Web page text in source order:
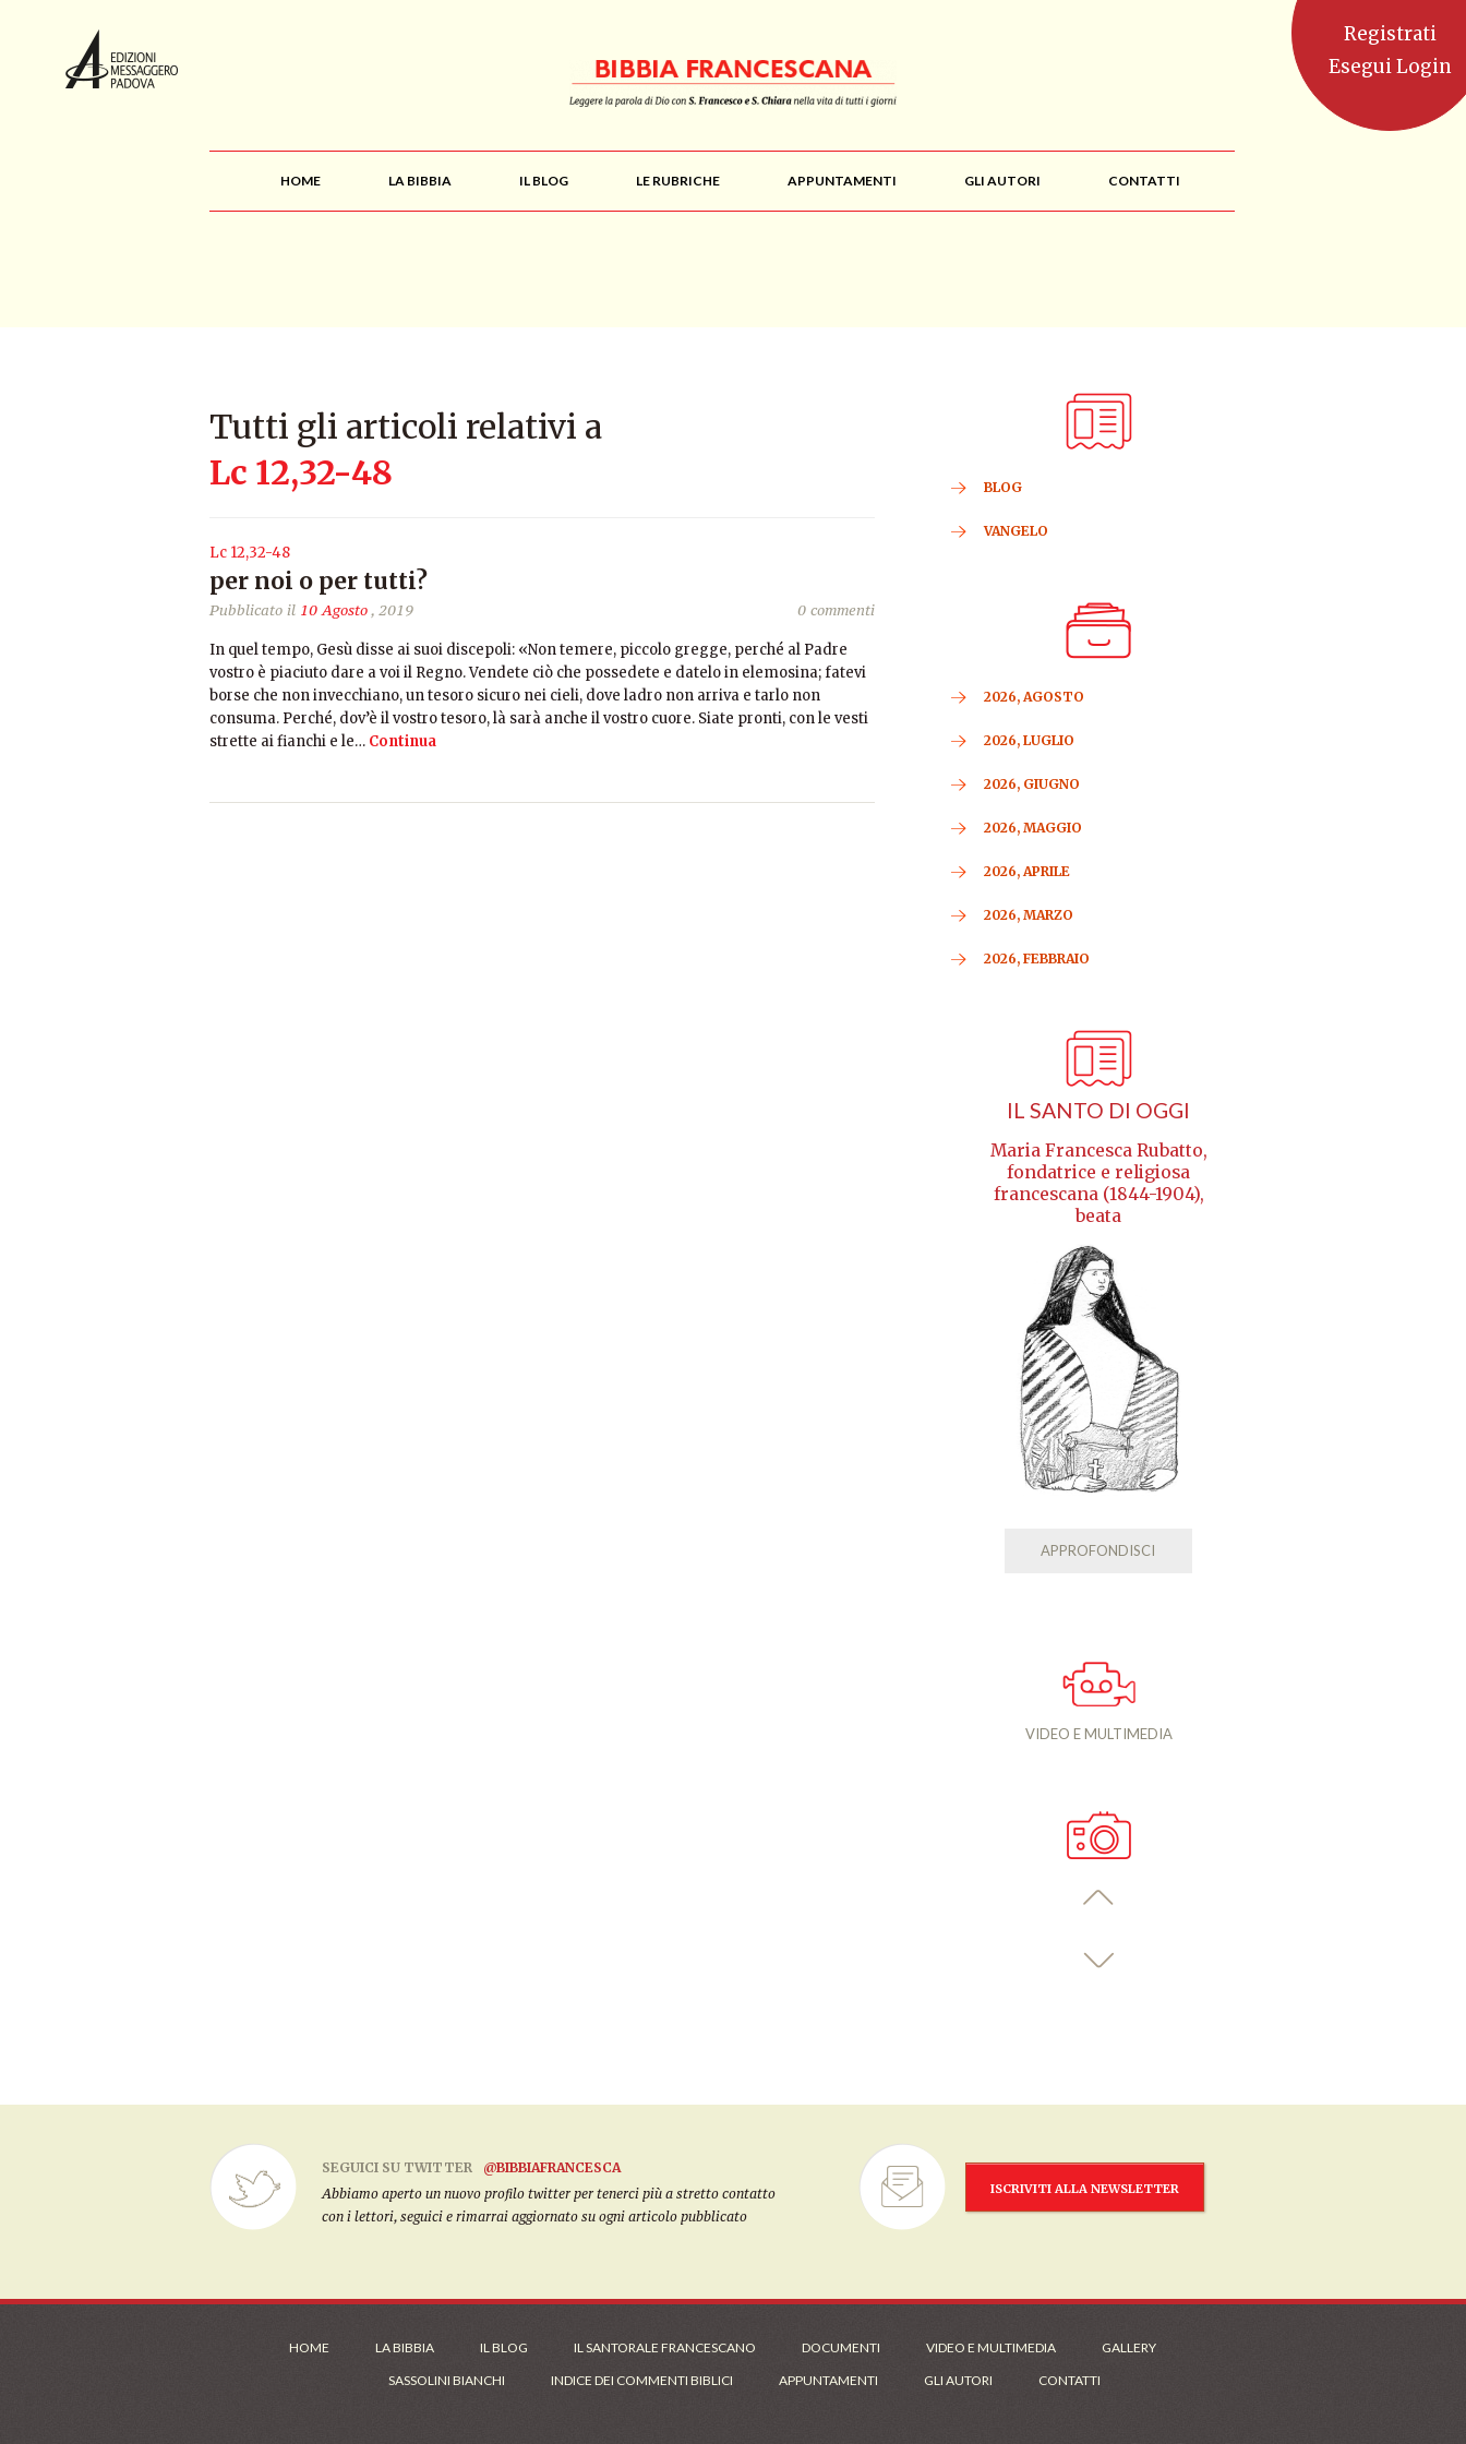
HOME LA BIBBIA IL BLOG LE RUBRICHE APPUNTAMENTI GLI AUTORI CONTATTI
Tutti gli articoli relativi a
Lc 12,32-48
Lc 12,32-48
per noi o per tutti?
Pubblicato il 10 Agosto, 2019 0 commenti
In quel tempo, Gesù disse ai suoi discepoli: «Non temere, piccolo gregge, perché al Padre
vostro è piaciuto dare a voi il Regno. Vendete ciò che possedete e datelo in elemosina; fatevi
borse che non invecchiano, un tesoro sicuro nei cieli, dove ladro non arriva e tarlo non
consuma. Perché, dov’è il vostro tesoro, là sarà anche il vostro cuore. Siate pronti, con le vesti
strette ai fianchi e le… Continua
BLOG
VANGELO
2026, AGOSTO
2026, LUGLIO
2026, GIUGNO
2026, MAGGIO
2026, APRILE
2026, MARZO
2026, FEBBRAIO
IL SANTO DI OGGI
Maria Francesca Rubatto,
fondatrice e religiosa
francescana (1844-1904),
beata
APPROFONDISCI
VIDEO E MULTIMEDIA
SEGUICI SU TWITTER
@BIBBIAFRANCESCA
Abbiamo aperto un nuovo profilo twitter per tenerci più a stretto contatto
con i lettori, seguici e rimarrai aggiornato su ogni articolo pubblicato
ISCRIVITI ALLA NEWSLETTER
HOME LA BIBBIA IL BLOG IL SANTORALE FRANCESCANO DOCUMENTI VIDEO E MULTIMEDIA
GALLERY
SASSOLINI BIANCHI
INDICE DEI COMMENTI BIBLICI APPUNTAMENTI GLI AUTORI CONTATTI
Registrati
Esegui Login